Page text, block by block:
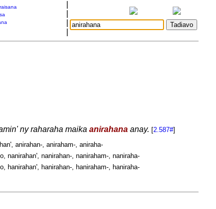
ny raharaha maika anirahanaanay. [2.587#]
anirahan-, aniraham-, aniraha-
nanirahan', nanirahan-, naniraham-, naniraha-
hanirahan', hanirahan-, haniraham-, haniraha-